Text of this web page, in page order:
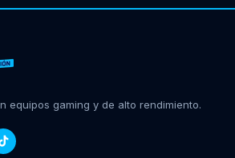
equipos gaming y de alto rendimiento.